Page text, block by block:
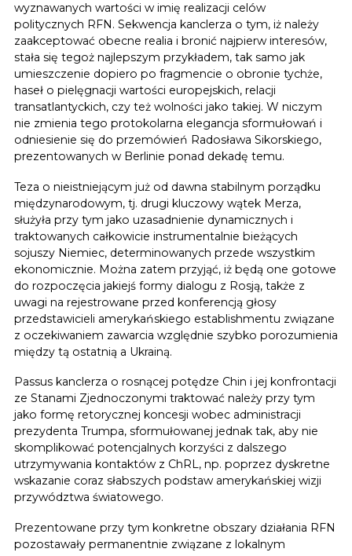
wyznawanych wartości w imię realizacji celów
politycznych RFN. Sekwencja kanclerza o tym, iż należy
zaakceptować obecne realia i bronić najpierw interesów,
stała się tegoż najlepszym przykładem, tak samo jak
umieszczenie dopiero po fragmencie o obronie tychże,
haseł o pielęgnacji wartości europejskich, relacji
transatlantyckich, czy też wolności jako takiej. W niczym
nie zmienia tego protokolarna elegancja sformułowań i
odniesienie się do przemówień Radosława Sikorskiego,
prezentowanych w Berlinie ponad dekadę temu.
Teza o nieistniejącym już od dawna stabilnym porządku
międzynarodowym, tj. drugi kluczowy wątek Merza,
służyła przy tym jako uzasadnienie dynamicznych i
traktowanych całkowicie instrumentalnie bieżących
sojuszy Niemiec, determinowanych przede wszystkim
ekonomicznie. Można zatem przyjąć, iż będą one gotowe
do rozpoczęcia jakiejś formy dialogu z Rosją, także z
uwagi na rejestrowane przed konferencją głosy
przedstawicieli amerykańskiego establishmentu związane
z oczekiwaniem zawarcia względnie szybko porozumienia
między tą ostatnią a Ukrainą.
Passus kanclerza o rosnącej potędze Chin i jej konfrontacji
ze Stanami Zjednoczonymi traktować należy przy tym
jako formę retorycznej koncesji wobec administracji
prezydenta Trumpa, sformułowanej jednak tak, aby nie
skomplikować potencjalnych korzyści z dalszego
utrzymywania kontaktów z ChRL, np. poprzez dyskretne
wskazanie coraz słabszych podstaw amerykańskiej wizji
przywództwa światowego.
Prezentowane przy tym konkretne obszary działania RFN
pozostawały permanentnie związane z lokalnym